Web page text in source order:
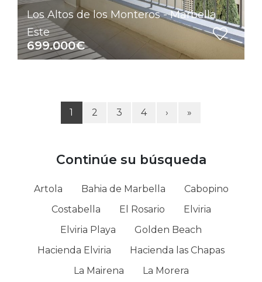
Los Altos de los Monteros - Marbella
Este
699.000€
1 2 3 4 › »
Continúe su búsqueda
Artola Bahia de Marbella
Cabopino
Costabella
El Rosario
Elviria
Elviria Playa
Golden Beach
Hacienda Elviria
Hacienda las Chapas
La Mairena
La Morera